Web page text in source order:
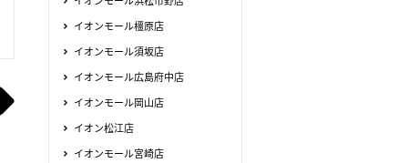
イオンモール橿原店
イオンモール須坂店
イオンモール広島府中店
イオンモール岡山店
イオン松江店
イオンモール宮崎店